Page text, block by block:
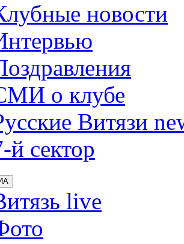
новости
о клубе
Витязи
й сектор
live